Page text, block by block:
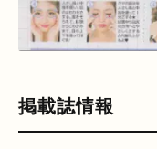
掲載誌情報